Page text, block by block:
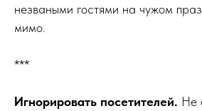
незваными гостями на чужом
мимо.
***
Игнорировать посетителей. Не